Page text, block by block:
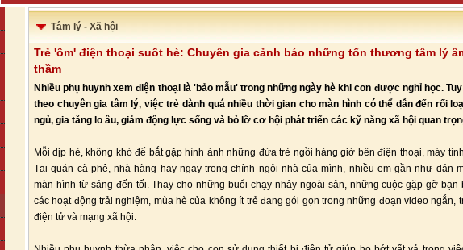
Tâm lý - Xã hội
Trẻ 'ôm' điện thoại suốt hè: Chuyên gia cảnh báo những tổn thương tâm lý
thầm
Nhiều phụ huynh xem điện thoại là 'bảo mẫu' trong những ngày hè khi con được nghỉ học.
theo chuyên gia tâm lý, việc trẻ dành quá nhiều thời gian cho màn hình có thể dẫn đến rối
ngủ, gia tăng lo âu, giảm động lực sống và bỏ lỡ cơ hội phát triển các kỹ năng xã hội quan
Mỗi dịp hè, không khó để bắt gặp hình ảnh những đứa trẻ ngồi hàng giờ bên điện thoại, máy
Tại quán cà phê, nhà hàng hay ngay trong chính ngôi nhà của mình, nhiều em gần như dán
màn hình từ sáng đến tối. Thay cho những buổi chạy nhảy ngoài sân, những cuộc gặp gỡ bạn
các hoạt động trải nghiệm, mùa hè của không ít trẻ đang gói gọn trong những đoạn video ngắn,
điện tử và mạng xã hội.